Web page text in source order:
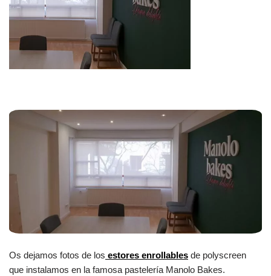
Os dejamos fotos de los estores enrollables de polyscreen
que instalamos en la famosa pastelería Manolo Bakes.